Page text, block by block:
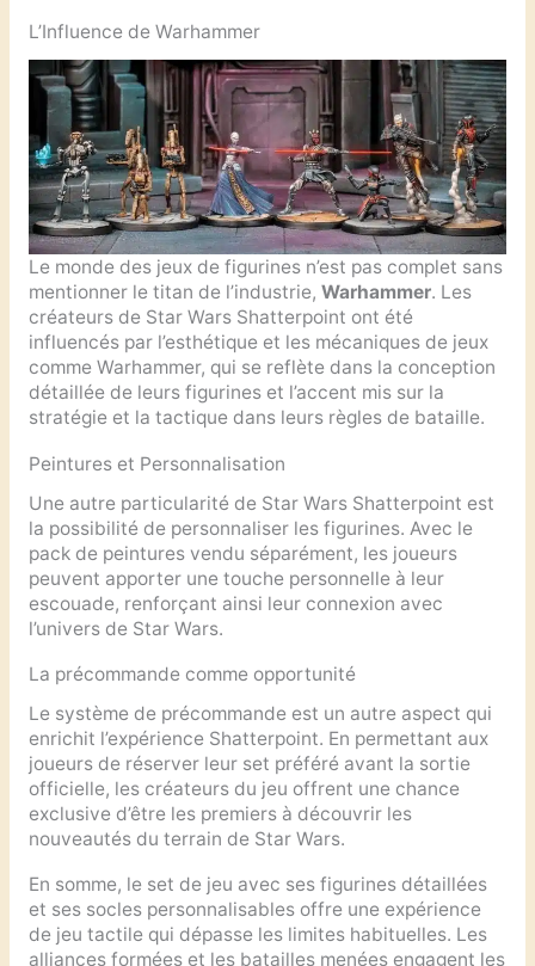
L’Influence de Warhammer
Le monde des jeux de figurines n’est pas complet sans
mentionner le titan de l’industrie, Warhammer. Les
créateurs de Star Wars Shatterpoint ont été
influencés par l’esthétique et les mécaniques de jeux
comme Warhammer, qui se reflète dans la conception
détaillée de leurs figurines et l’accent mis sur la
stratégie et la tactique dans leurs règles de bataille.
Peintures et Personnalisation
Une autre particularité de Star Wars Shatterpoint est
la possibilité de personnaliser les figurines. Avec le
pack de peintures vendu séparément, les joueurs
peuvent apporter une touche personnelle à leur
escouade, renforçant ainsi leur connexion avec
l’univers de Star Wars.
La précommande comme opportunité
Le système de précommande est un autre aspect qui
enrichit l’expérience Shatterpoint. En permettant aux
joueurs de réserver leur set préféré avant la sortie
officielle, les créateurs du jeu offrent une chance
exclusive d’être les premiers à découvrir les
nouveautés du terrain de Star Wars.
En somme, le set de jeu avec ses figurines détaillées
et ses socles personnalisables offre une expérience
de jeu tactile qui dépasse les limites habituelles. Les
alliances formées et les batailles menées engagent les